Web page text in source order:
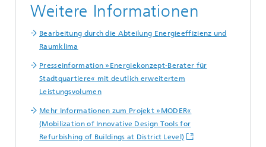
Weitere Informationen
Bearbeitung durch die Abteilung Energieeffizienz und
Raumklima
Presseinformation »Energiekonzept-Berater für
Stadtquartiere« mit deutlich erweitertem
Leistungsvolumen
Mehr Informationen zum Projekt »MODER«
(Mobilization of Innovative Design Tools for
Refurbishing of Buildings at District Level)